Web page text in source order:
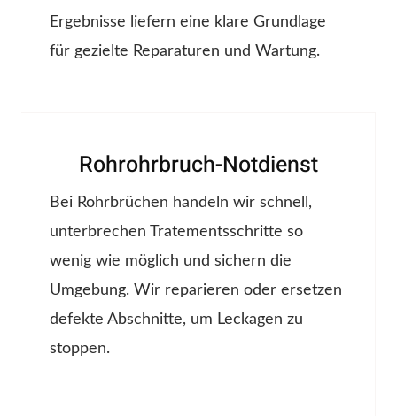
Ergebnisse liefern eine klare Grundlage
für gezielte Reparaturen und Wartung.
Rohrohrbruch-Notdienst
Bei Rohrbrüchen handeln wir schnell,
unterbrechen Tratementsschritte so
wenig wie möglich und sichern die
Umgebung. Wir reparieren oder ersetzen
defekte Abschnitte, um Leckagen zu
stoppen.